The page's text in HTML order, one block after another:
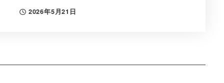
投稿日
2026年5月21日